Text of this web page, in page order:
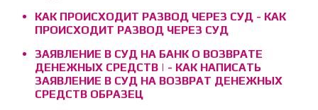
КАК ПРОИСХОДИТ РАЗВОД ЧЕРЕЗ СУД - КАК
ПРОИСХОДИТ РАЗВОД ЧЕРЕЗ СУД
ЗАЯВЛЕНИЕ В СУД НА БАНК О ВОЗВРАТЕ
ДЕНЕЖНЫХ СРЕДСТВ | - КАК НАПИСАТЬ
ЗАЯВЛЕНИЕ В СУД НА ВОЗВРАТ ДЕНЕЖНЫХ
СРЕДСТВ ОБРАЗЕЦ